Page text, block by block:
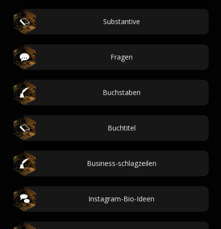
Substantive
Fragen
Buchstaben
Buchtitel
Business-schlagzeilen
Instagram-Bio-Ideen